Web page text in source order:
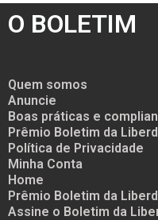
O BOLETIM
Quem somos
Anuncie
Boas práticas e
Prêmio Boletim da
Política de Privacidade
Minha Conta
Home
Prêmio Boletim da
Assine o Boletim da